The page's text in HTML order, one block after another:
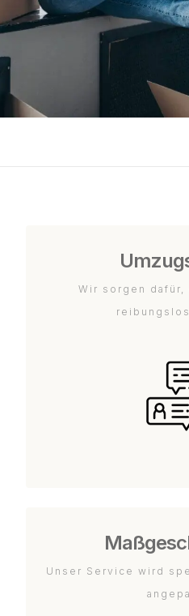
Wir sorgen dafür,
Unser Service wird